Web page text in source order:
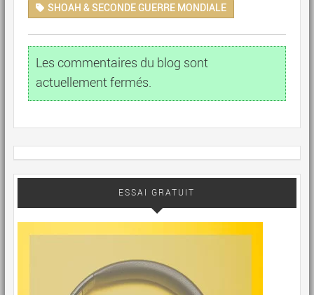
SHOAH & SECONDE GUERRE MONDIALE
Les commentaires du blog sont
actuellement fermés.
ESSAI GRATUIT